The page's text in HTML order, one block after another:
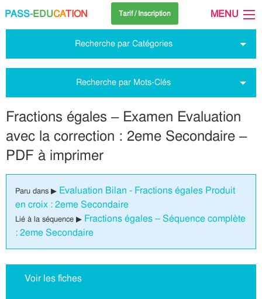
PASS-EDUCATION Tarif / Inscription MENU
Recherche par Catégories
Recherche par Mots-Clés
Fractions égales – Examen Evaluation
avec la correction : 2eme Secondaire –
PDF à imprimer
Paru dans ▶ Evaluation Bilan - Fractions égales Produit
en croix : 2eme Secondaire
Lié à la séquence ▶ Fractions égales – Séquence complète
: 2eme Secondaire
Voir les fiches